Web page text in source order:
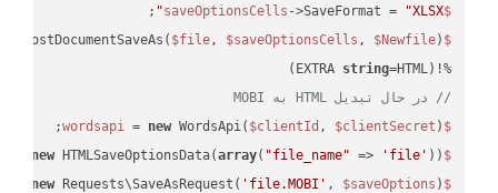
$saveOptionsCells
->SaveFormat = "XLSX"
;
$cellsApiResult
$file, $saveOptionsCells , $Newfile
%!(EXTRA
string=HTML)
// در حال تبدیل HTML به MOBI
$wordsapi
= new WordsApi( $clientId , $clientSecret );
$saveOptions
new HTMLSaveOptionsData(array( "file_name" => 'file' ));
$request
new Requests\SaveAsRequest( 'file.MOBI' , $saveOptions );